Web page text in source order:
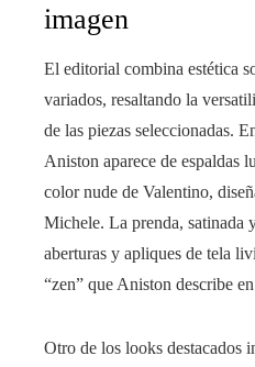
imagen
El editorial combina estética
variados, resaltando la
de las piezas seleccionadas.
Aniston aparece de espaldas
color nude de Valentino,
Michele. La prenda, satinada
aberturas y apliques de tela
“zen” que Aniston describe
Otro de los looks destacados